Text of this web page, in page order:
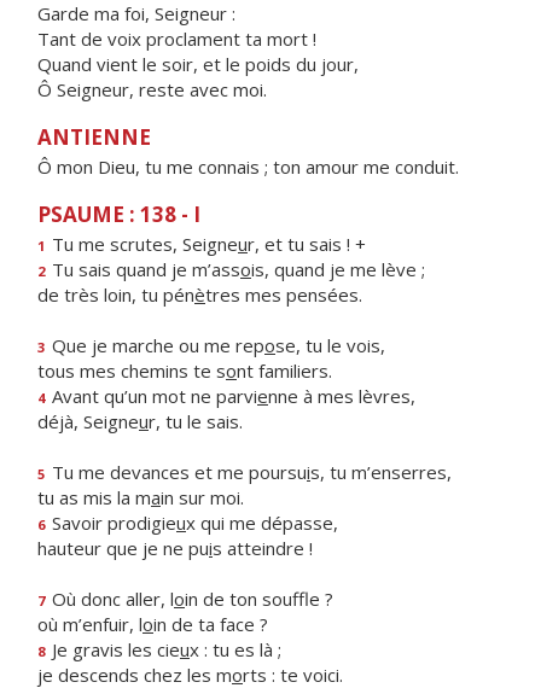
Garde ma foi, Seigneur :
Tant de voix proclament ta mort !
Quand vient le soir, et le poids du jour,
Ô Seigneur, reste avec moi.
ANTIENNE
Ô mon Dieu, tu me connais ; ton amour me conduit.
PSAUME : 138 - I
1 Tu me scrutes, Seigneur, et tu sais ! +
2 Tu sais quand je m’assois, quand je me lève ;
de très loin, tu pénètres mes pensées.
3 Que je marche ou me repose, tu le vois,
tous mes chemins te sont familiers.
4 Avant qu’un mot ne parvienne à mes lèvres,
déjà, Seigneur, tu le sais.
5 Tu me devances et me poursuis, tu m’enserres,
tu as mis la main sur moi.
6 Savoir prodigieux qui me dépasse,
hauteur que je ne puis atteindre !
7 Où donc aller, loin de ton souffle ?
où m’enfuir, loin de ta face ?
8 Je gravis les cieux : tu es là ;
je descends chez les morts : te voici.